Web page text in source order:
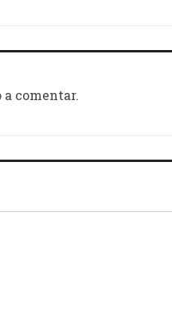
a comentar.